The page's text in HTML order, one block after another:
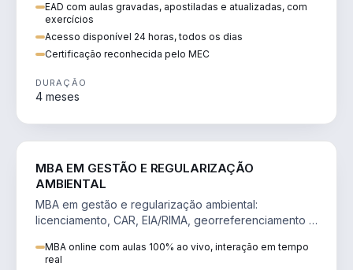
EAD com aulas gravadas, apostiladas e atualizadas, com
exercícios
Acesso disponível 24 horas, todos os dias
Certificação reconhecida pelo MEC
DURAÇÃO
4 meses
MBA EM GESTÃO E REGULARIZAÇÃO
AMBIENTAL
MBA em gestão e regularização ambiental:
licenciamento, CAR, EIA/RIMA, georreferenciamento e
MBA online com aulas 100% ao vivo, interação em tempo
real